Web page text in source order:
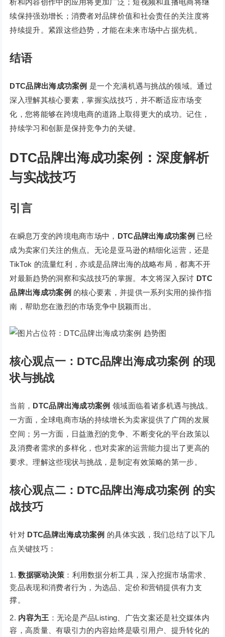
析和内容创作中的应用将更加广泛；短视频和直播电商将继
续保持强劲增长；消费者对品牌价值和社会责任的关注度将
持续提升。紧跟这些趋势，才能在未来市场中占据先机。
结语
DTC品牌出海成功案例 是一个充满机遇与挑战的领域。通过
深入理解其核心要素，掌握实战技巧，并不断适应市场变
化，您将能够在跨境电商的道路上取得更大的成功。记住，
持续学习和创新是保持竞争力的关键。
DTC品牌出海成功案例：深度解析
与实战技巧
引言
在瞬息万变的跨境电商市场中， DTC品牌出海成功案例 已经
成为卖家们关注的焦点。无论是亚马逊的精细化运营，还是
TikTok 的流量红利，亦或是品牌出海的战略布局，都离不开
对最新趋势的洞察和实战技巧的掌握。本文将深入探讨 DTC
品牌出海成功案例 的核心要素，并提供一系列实用的操作指
南，帮助您在激烈的市场竞争中脱颖而出。
核心观点一：DTC品牌出海成功案例 的现
状与挑战
当前， DTC品牌出海成功案例 领域面临着诸多机遇与挑战。
一方面，全球电商市场的持续增长为卖家提供了广阔的发展
空间；另一方面，日益激烈的竞争、不断变化的平台政策以
及消费者需求的多样化，也对卖家的运营能力提出了更高的
要求。理解这些现状与挑战，是制定有效策略的第一步。
核心观点二：DTC品牌出海成功案例 的实
战技巧
针对 DTC品牌出海成功案例 的具体实践，我们总结了以下几
点关键技巧：
数据驱动决策 ：利用数据分析工具，深入挖掘市场需求、
竞品表现和消费者行为，为选品、定价和营销提供有力支
撑。
内容为王 ：无论是产品Listing、广告文案还是社交媒体内
容，高质量、有吸引力的内容始终是吸引用户、提升转化的